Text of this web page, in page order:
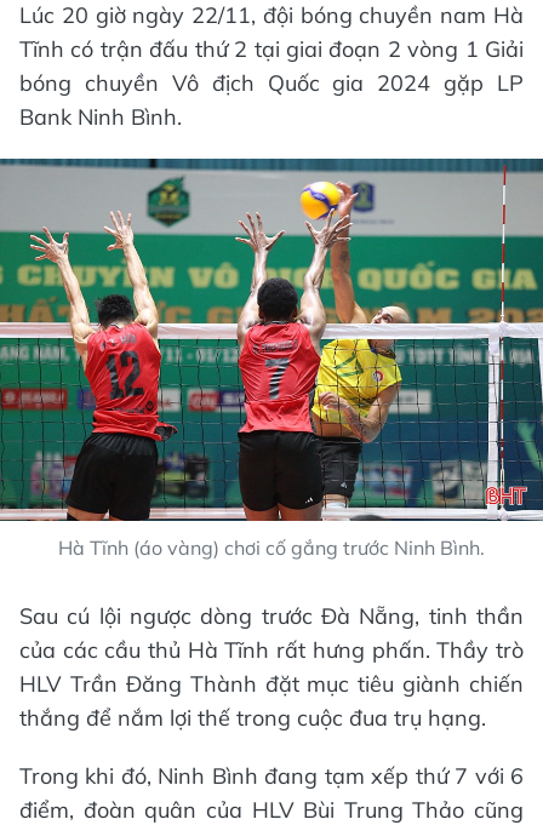
Lúc 20 giờ ngày 22/11, đội bóng chuyền nam Hà
Tĩnh có trận đấu thứ 2 tại giai đoạn 2 vòng 1 Giải
bóng chuyền Vô địch Quốc gia 2024 gặp LP
Bank Ninh Bình.
Hà Tĩnh (áo vàng) chơi cố gắng trước Ninh Bình.
Sau cú lội ngược dòng trước Đà Nẵng, tinh thần
của các cầu thủ Hà Tĩnh rất hưng phấn. Thầy trò
HLV Trần Đăng Thành đặt mục tiêu giành chiến
thắng để nắm lợi thế trong cuộc đua trụ hạng.
Trong khi đó, Ninh Bình đang tạm xếp thứ 7 với 6
điểm, đoàn quân của HLV Bùi Trung Thảo cũng